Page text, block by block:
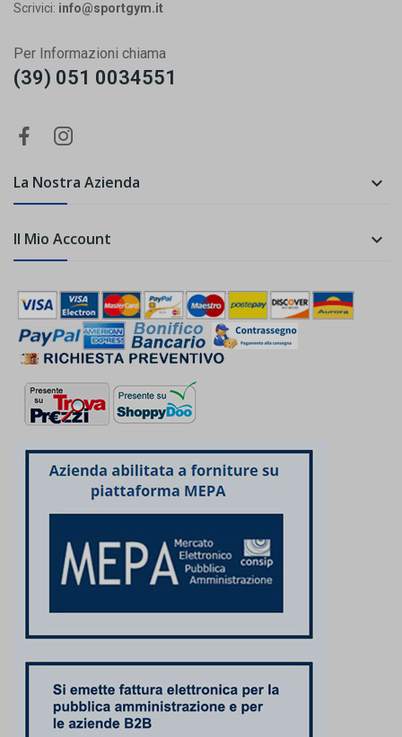
Scrivici: info@sportgym.it
Per Informazioni chiama
(39) 051 0034551
La Nostra Azienda 
Il Mio Account 